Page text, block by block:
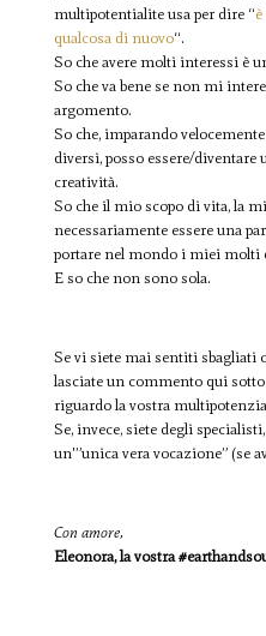
multipotentialite usa per dire “
qualcosa di nuovo“.
So che avere molti interessi è
So che va bene se non mi
argomento.
So che, imparando
diversi, posso essere/diventare
creatività.
So che il mio scopo di vita, la
necessariamente essere una
portare nel mondo i miei molti
E so che non sono sola.
Se vi siete mai sentiti sbagliati
lasciate un commento qui
riguardo la vostra
Se, invece, siete degli
un'”unica vera vocazione” (se
Con amore,
Eleonora, la vostra